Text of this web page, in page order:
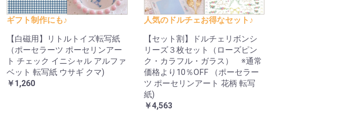
ギフト制作にも♪
【白磁用】リトルトイズ転写紙
（ポーセラーツ ポーセリンアー
ト チェック イニシャル アルファ
ベット 転写紙 ウサギ クマ)
￥1,260
人気のドルチェお得なセット♪
【セット割】ドルチェリボンシ
リーズ３枚セット（ローズピン
ク・カラフル・ガラス） ※通常
価格より10％OFF （ポーセラー
ツ ポーセリンアート 花柄 転写
紙)
￥4,563